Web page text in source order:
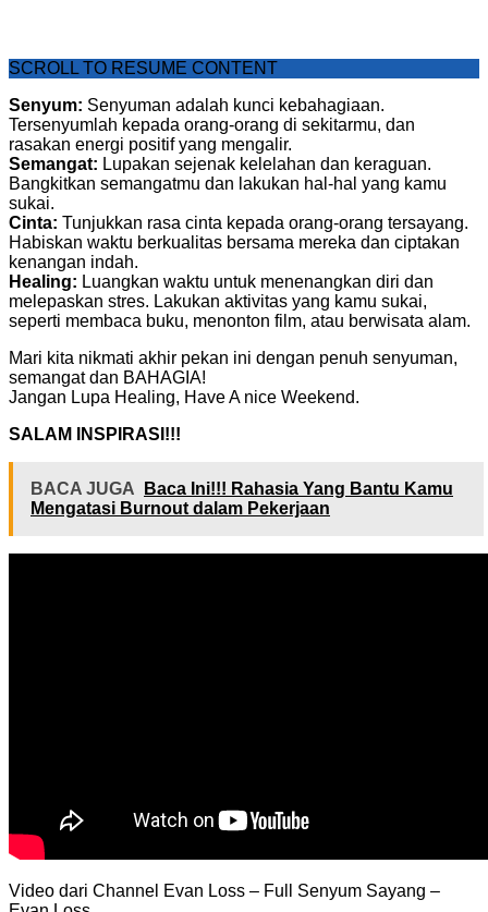
SCROLL TO RESUME CONTENT
Senyum: Senyuman adalah kunci kebahagiaan.
Tersenyumlah kepada orang-orang di sekitarmu, dan
rasakan energi positif yang mengalir.
Semangat: Lupakan sejenak kelelahan dan keraguan.
Bangkitkan semangatmu dan lakukan hal-hal yang kamu
sukai.
Cinta: Tunjukkan rasa cinta kepada orang-orang tersayang.
Habiskan waktu berkualitas bersama mereka dan ciptakan
kenangan indah.
Healing: Luangkan waktu untuk menenangkan diri dan
melepaskan stres. Lakukan aktivitas yang kamu sukai,
seperti membaca buku, menonton film, atau berwisata alam.
Mari kita nikmati akhir pekan ini dengan penuh senyuman,
semangat dan BAHAGIA!
Jangan Lupa Healing, Have A nice Weekend.
SALAM INSPIRASI!!!
BACA JUGA
Baca Ini!!! Rahasia Yang Bantu Kamu
Mengatasi Burnout dalam Pekerjaan
Video dari Channel Evan Loss – Full Senyum Sayang –